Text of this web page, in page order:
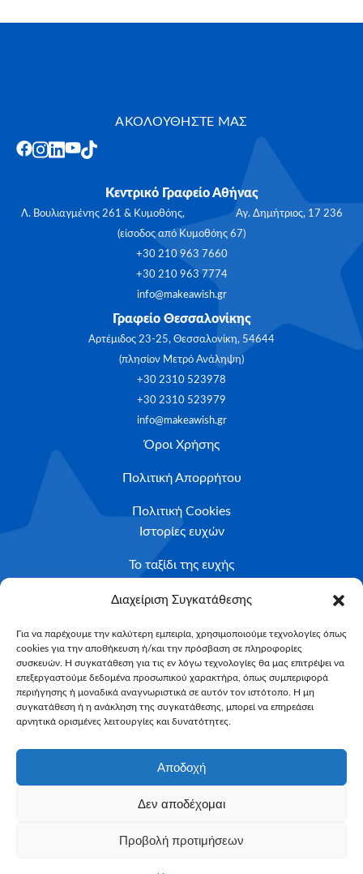
Διαχείριση Συγκατάθεσης
Για να παρέχουμε την καλύτερη εμπειρία, χρησιμοποιούμε τεχνολογίες όπως
cookies για την αποθήκευση ή/και την πρόσβαση σε πληροφορίες
συσκευών. Η συγκατάθεση για τις εν λόγω τεχνολογίες θα μας επιτρέψει να
επεξεργαστούμε δεδομένα προσωπικού χαρακτήρα, όπως συμπεριφορά
περιήγησης ή μοναδικά αναγνωριστικά σε αυτόν τον ιστότοπο. Η μη
συγκατάθεση ή η ανάκληση της συγκατάθεσης, μπορεί να επηρεάσει
αρνητικά ορισμένες λειτουργίες και δυνατότητες.
Αποδοχή
Δεν αποδέχομαι
Προβολή προτιμήσεων
ΑΚΟΛΟΥΘΗΣΤΕ ΜΑΣ
Κεντρικό Γραφείο Αθήνας
Λ. Βουλιαγμένης 261 & Κυμοθόης, Αγ. Δημήτριος, 17 236
(είσοδος από Κυμοθόης 67)
+30 210 963 7660
+30 210 963 7774
info@makeawish.gr
Γραφείο Θεσσαλονίκης
Αρτέμιδος 23-25, Θεσσαλονίκη, 54644
(πλησίον Μετρό Ανάληψη)
+30 2310 523978
+30 2310 523979
info@makeawish.gr
Όροι Χρήσης
Πολιτική Απορρήτου
Πολιτική Cookies
Ιστορίες ευχών
Το ταξίδι της ευχής
Κριτήρια Καταλληλότητας
Υποβολή Αιτήματος
NEWSLETTER
Email*
All Rights Reserved